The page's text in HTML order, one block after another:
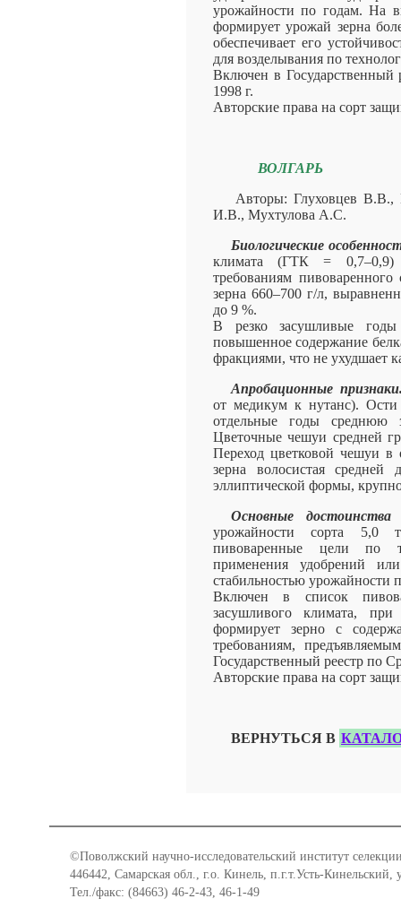
урожайности по годам. На
формирует урожай зерна
обеспечивает его
для возделывания по
Включен в Государственный
1998 г.
Авторские права на сорт
ВОЛГАРЬ
Авторы: Глуховцев
И.В., Мухтулова А.С.
Биологические
климата (ГТК = 0,7–0,9)
требованиям
зерна 660–700 г/л,
до 9 %.
В резко засушливые
повышенное содержание
фракциями, что не ухудшает
Апробационные
от медикум к нутанс).
отдельные годы среднюю
Цветочные чешуи средней
Переход цветковой чешуи в
зерна волосистая средней
эллиптической формы,
Основные достоинства
урожайности сорта 5,0
пивоваренные цели по
применения удобрений
стабильностью урожайности
Включен в список
засушливого климата,
формирует зерно с
требованиям,
Государственный реестр по
Авторские права на сорт
ВЕРНУТЬСЯ В
©Поволжский научно-исследовательский институт
446442, Самарская обл., г.о. Кинель, п.г.т.Усть-Кинельский,
Тел./факс: (84663) 46-2-43, 46-1-49